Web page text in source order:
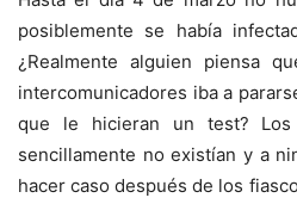
posiblemente se había
¿Realmente alguien piensa
intercomunicadores iba a
que le hicieran un test? Los
sencillamente no existían y a
hacer caso después de los